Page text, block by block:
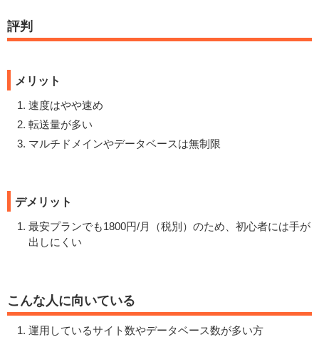
評判
メリット
速度はやや速め
転送量が多い
マルチドメインやデータベースは無制限
デメリット
最安プランでも1800円/月（税別）のため、初心者には手が
出しにくい
こんな人に向いている
運用しているサイト数やデータベース数が多い方